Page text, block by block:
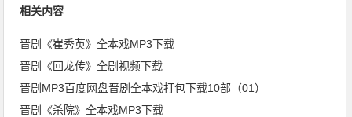
相关内容
晋剧《崔秀英》全本戏MP3下载
晋剧《回龙传》全剧视频下载
晋剧MP3百度网盘晋剧全本戏打包下载10部（01）
晋剧《杀院》全本戏MP3下载